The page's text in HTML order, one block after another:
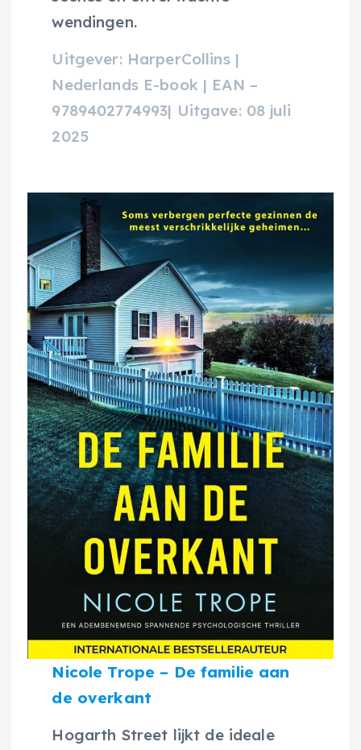
wendingen.
Uitgever: HarperCollins |
Nederlands E-book | EAN –
9789402774993| Uitgave: 08 juli
2025
Nicole Trope – De familie aan
de overkant
Hogarth Street lijkt de ideale